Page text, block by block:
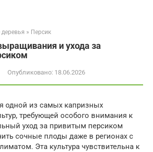
» Персик
и ухода за
Опубликовано: 18.06.2026
одной из самых капризных
требующей особого внимания к
уход за привитым персиком
сочные плоды даже в регионах с
Эта культура чувствительна к